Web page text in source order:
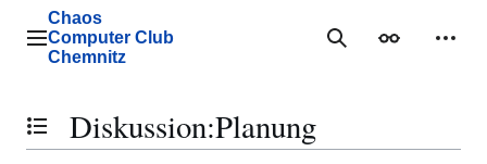
Inhalt
springenHauptmenü
Chaos
Computer Club
Chemnitz
Suche
Inhaltsverzeichnis umschalten
Diskussion:Planung